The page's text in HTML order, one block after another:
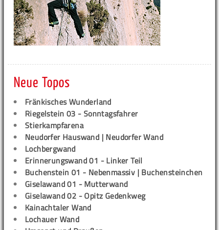
Neue Topos
Fränkisches Wunderland
Riegelstein 03 - Sonntagsfahrer
Stierkampfarena
Neudorfer Hauswand | Neudorfer Wand
Lochbergwand
Erinnerungswand 01 - Linker Teil
Buchenstein 01 - Nebenmassiv | Buchensteinchen
Giselawand 01 - Mutterwand
Giselawand 02 - Opitz Gedenkweg
Kainachtaler Wand
Lochauer Wand